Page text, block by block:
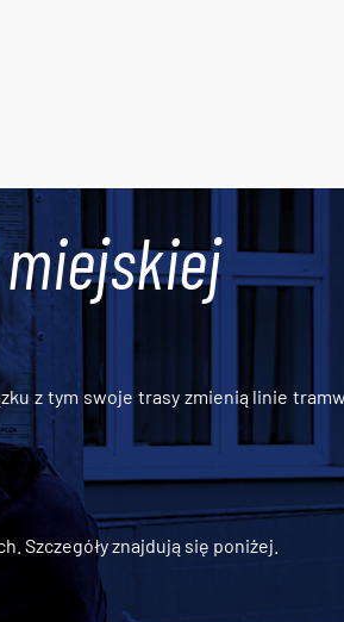
z tym swoje trasy zmienią linie
Szczegóły znajdują się poniżej.